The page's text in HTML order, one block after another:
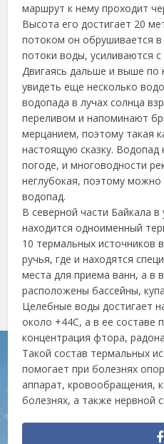
маршрут к нему проходит
Высота его достигает 20
потоком он обрушивается
потоки воды, усиливаются
Двигаясь дальше и выше
увидеть еще несколько
водопада в лучах солнца
переливом и напоминают
мерцанием, поэтому такая
настоящую сказку. Водопад
погоде, и многоводности
неглубокая, поэтому
водопад.
В северной части Байкала в
находится одноименный
10 термальных источников
ручья, где и находятся
места для приема ванн, а в
расположены бассейны,
Целебные воды достигает
около +44С, а в ее составе
концентрация фтора,
Такой состав термальных
помогает при болезнях
аппарат, кровообращения,
болезнях, а также нервной